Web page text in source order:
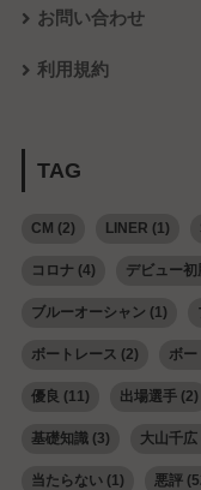
お問い合わせ
利用規約
TAG
CM (2) LINER (1)
コロナ(4) デビュー初
ブルーオーシャン (1)
ボートレース (2) ボー
優良 (11) 出場選手(2)
基礎知識(3) 大山千広
当たらない(1) 悪評